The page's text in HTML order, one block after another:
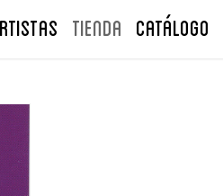
TIENDA Catálogo